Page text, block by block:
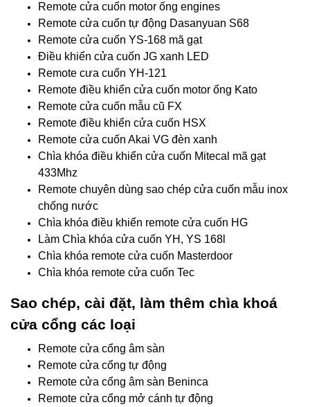
Remote cửa cuốn motor ống engines
Remote cửa cuốn tự động Dasanyuan S68
Remote cửa cuốn YS-168 mã gạt
Điều khiển cửa cuốn JG xanh LED
Remote cưa cuốn YH-121
Remote điều khiển cửa cuốn motor ống Kato
Remote cửa cuốn mẫu cũ FX
Remote điều khiển cửa cuốn HSX
Remote cửa cuốn Akai VG đèn xanh
Chìa khóa điều khiển cửa cuốn Mitecal mã gạt
433Mhz
Remote chuyên dùng sao chép cửa cuốn mẫu inox
chống nước
Chìa khóa điều khiển remote cửa cuốn HG
Làm Chìa khóa cửa cuốn YH, YS 168l
Chìa khóa remote cửa cuốn Masterdoor
Chìa khóa remote cửa cuốn Tec
Sao chép, cài đặt, làm thêm chìa khoá
cửa cổng các loại
Remote cửa cổng âm sàn
Remote cửa cổng tự động
Remote cửa cổng âm sàn Beninca
Remote cửa cổng mở cánh tự động